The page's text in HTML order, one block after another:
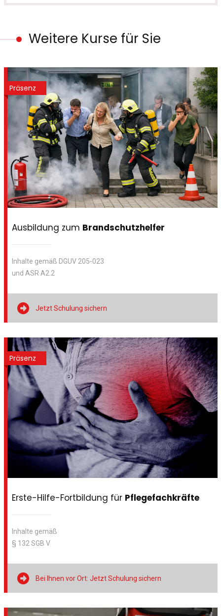
Weitere Kurse für Sie
Präsenz
Ausbildung zum Brandschutzhelfer
Inhalte gemäß DGUV 205-023
und ASR A2.2
 Jetzt Schulung sichern
Präsenz
Erste-Hilfe-Fortbildung für Pflegefachkräfte
Inhalte gemäß
§ 132 SGB V
 Bei Ihnen vor Ort: Jetzt Schulung sichern